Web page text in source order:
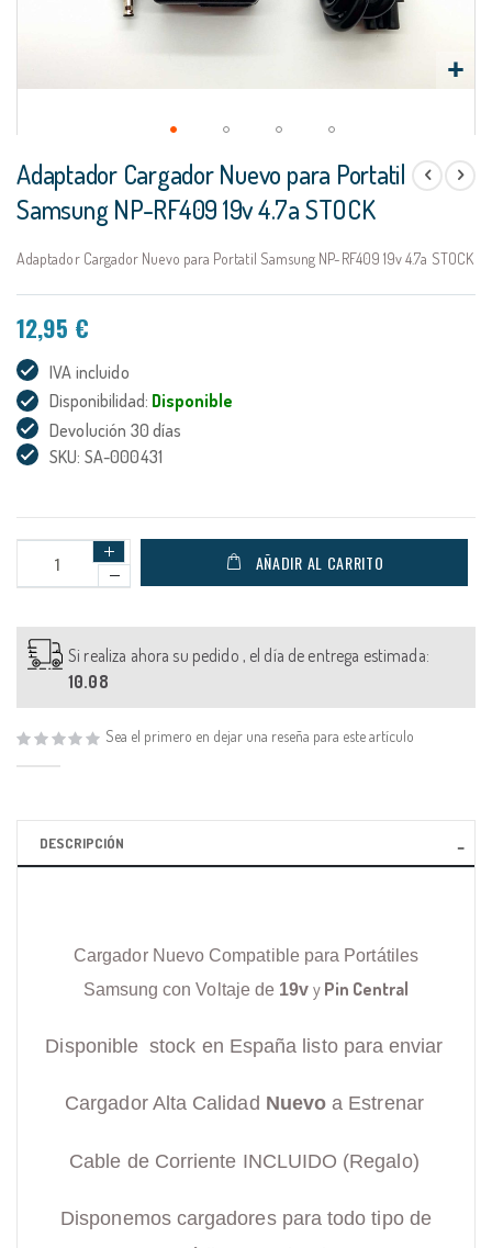
al
comienzo
de
galería
Adaptador Cargador Nuevo para Portatil
Samsung NP-RF409 19v 4.7a STOCK
Adaptador Cargador Nuevo para Portatil Samsung NP-RF409 19v 4.7a STOCK
12,95 €
IVA incluido
Disponibilidad: Disponible
Devolución 30 días
SKU: SA-000431
AÑADIR AL CARRITO
Si realiza ahora su pedido , el día de entrega estimada:
10.08
Sea el primero en dejar una reseña para este artículo
DESCRIPCIÓN
Cargador Nuevo Compatible para Portátiles
Samsung con Voltaje de 19v y Pin Central
Disponible stock en España listo para enviar
Cargador Alta Calidad Nuevo a Estrenar
Cable de Corriente INCLUIDO (Regalo)
Disponemos cargadores para todo tipo de